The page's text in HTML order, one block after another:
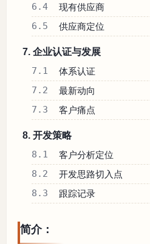
6.4 现有供应商
6.5 供应商定位
7. 企业认证与发展
7.1 体系认证
7.2 最新动向
7.3 客户痛点
8. 开发策略
8.1 客户分析定位
8.2 开发思路切入点
8.3 跟踪记录
简介：